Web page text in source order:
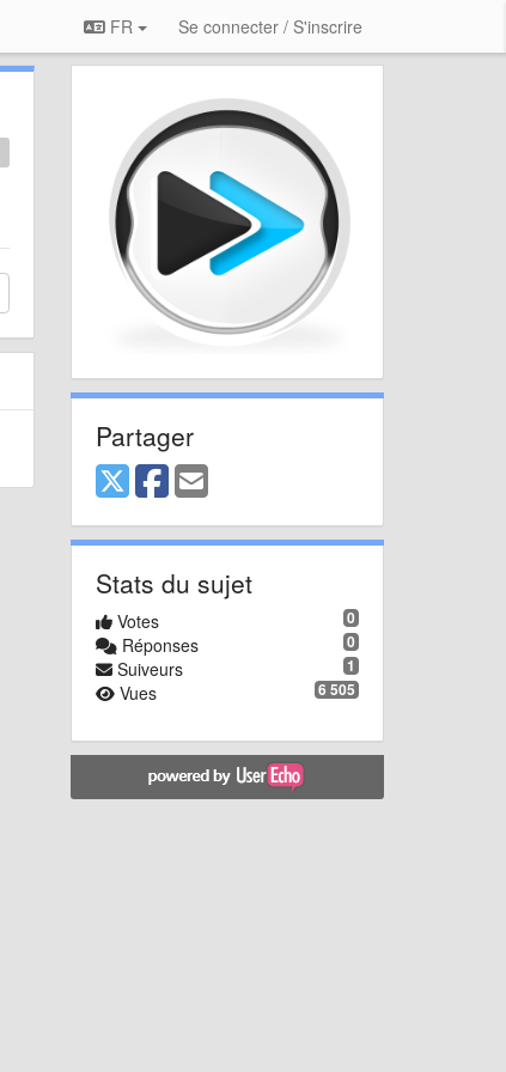
FR Se connecter / S'inscrire
Partager
Stats du sujet
0
Votes
0
Réponses
1
Suiveurs
6 505
Vues